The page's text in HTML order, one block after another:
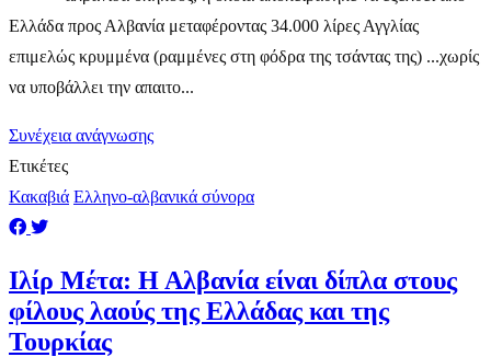
Ελλάδα προς Αλβανία μεταφέροντας 34.000 λίρες Αγγλίας
επιμελώς κρυμμένα (ραμμένες στη φόδρα της τσάντας της) ...χωρίς
να υποβάλλει την απαιτο...
Συνέχεια ανάγνωσης
Ετικέτες
Κακαβιά Ελληνο-αλβανικά σύνορα
Ιλίρ Μέτα: Η Αλβανία είναι δίπλα στους
φίλους λαούς της Ελλάδας και της
Τουρκίας